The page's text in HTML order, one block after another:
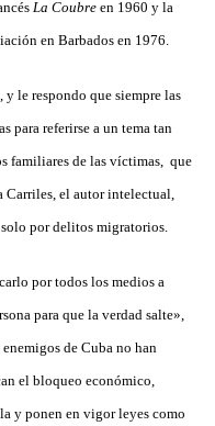
La Coubre en 1960 y la
en Barbados en 1976.
le respondo que siempre las
para referirse a un tema tan
familiares de las víctimas, que
Carriles, el autor intelectual,
por delitos migratorios.
por todos los medios a
para que la verdad salte»,
de Cuba no han
el bloqueo económico,
y ponen en vigor leyes como